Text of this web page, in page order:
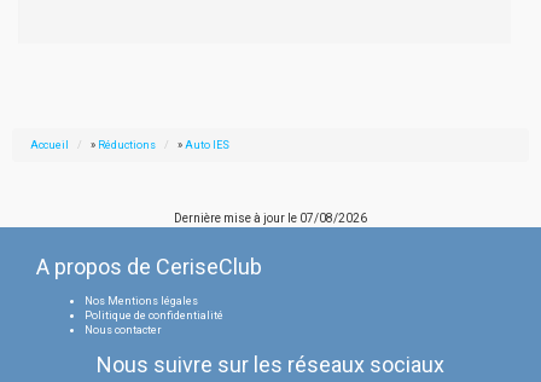
Accueil » Réductions » Auto IES
Dernière mise à jour le 07/08/2026
A propos de CeriseClub
Nos Mentions légales
Politique de confidentialité
Nous contacter
Nous suivre sur les réseaux sociaux